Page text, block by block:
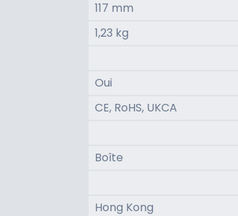
117 mm
1,23 kg
Oui
CE, RoHS, UKCA
Boîte
Hong Kong